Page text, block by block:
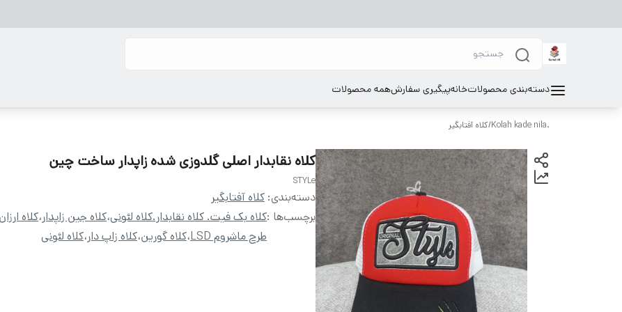
دسته‌بندی محصولاتخانهپیگیری سفارشهمه محصولات
.Kolah kade nila
/کلاه آفتابگیر
کلاه نقابدار اصلی گلدوزی شده زاپدار ساخت چین
STYLe
دسته‌بندی: کلاه آفتابگیر
برچسب‌ها :کلاه بک فیت. کلاه نقابدار.کلاه لئونی،کلاه جین زاپدار،کلاه ارزان
طرح ماشروم LSD
،کلاه گورین،کلاه زاپ دار،کلاه لئونی